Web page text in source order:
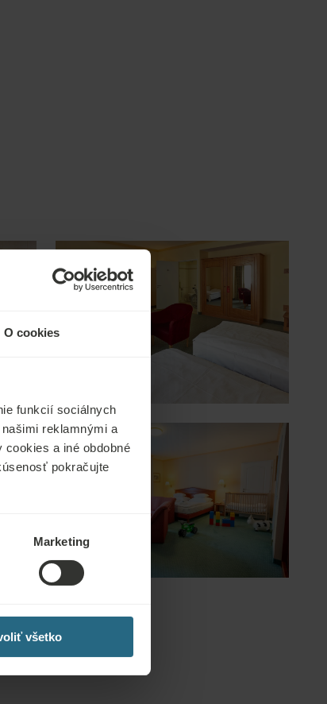
O cookies
funkcií sociálnych
reklamnými a
a iné obdobné
pokračujte
Marketing
všetko